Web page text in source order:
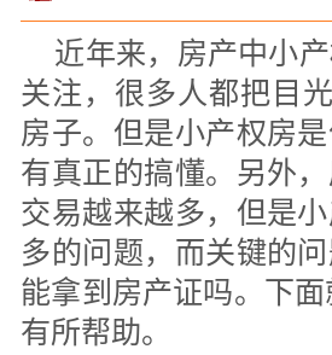
近年来，房产中小
关注，很多人都把目
房子。但是小产权房
有真正的搞懂。另外
交易越来越多，但是
多的问题，而关键的
能拿到房产证吗。下
有所帮助。